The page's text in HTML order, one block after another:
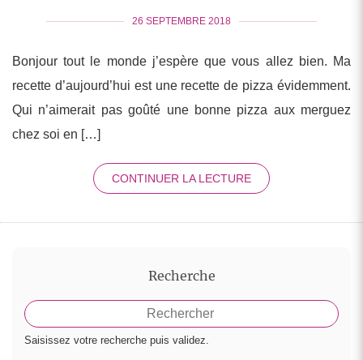
26 SEPTEMBRE 2018
Bonjour tout le monde j’espère que vous allez bien. Ma
recette d’aujourd’hui est une recette de pizza évidemment.
Qui n’aimerait pas goûté une bonne pizza aux merguez
chez soi en […]
CONTINUER LA LECTURE
Recherche
Saisissez votre recherche puis validez.